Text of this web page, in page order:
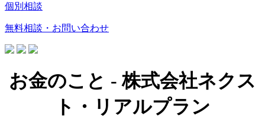
個別相談
無料相談・お問い合わせ
お金のこと - 株式会社ネクス
ト・リアルプラン